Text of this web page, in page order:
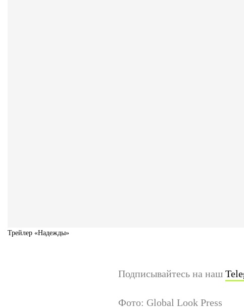
Трейлер «Надежды»
Подписывайтесь на наш
Фото: Global Look Press